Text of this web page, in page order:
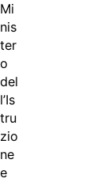
Mi
nis
ter
o
del
l’Is
tru
zio
ne
e